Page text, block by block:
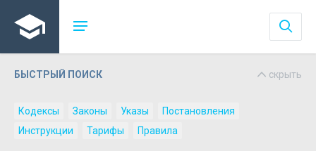
БЫСТРЫЙ ПОИСК скрыть
Кодексы Законы Указы
Постановления
Инструкции
Тарифы Правила